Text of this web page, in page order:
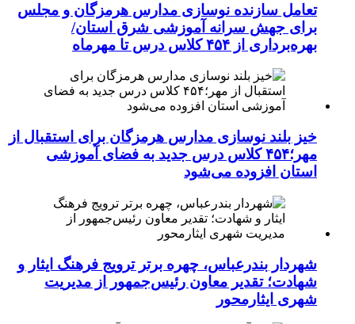
تعامل سازنده نوسازی مدارس هرمزگان و مجلس
برای جهش سرانه آموزشی شرق استان/
بهره‌برداری از ۴۵۴ کلاس درس تا مهرماه
خیز بلند نوسازی مدارس هرمزگان برای استقبال از
مهر؛۴۵۴ کلاس درس جدید به فضای آموزشی
استان افزوده می‌شود
شهردار بندرعباس، چهره برتر ترویج فرهنگ ایثار و
شهادت؛ تقدیر معاون رئیس‌جمهور از مدیریت
شهری ایثارمحور